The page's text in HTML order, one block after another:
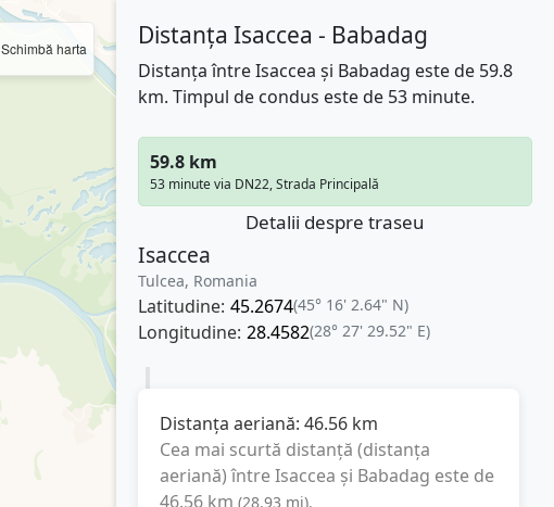
Schimbă harta Distanța Isaccea - Babadag
Distanța între Isaccea și Babadag este de 59.8
km. Timpul de condus este de 53 minute.
59.8 km
53 minute via DN22, Strada Principală
Detalii despre traseu
Isaccea
Tulcea, Romania
Latitudine: 45.2674(45° 16' 2.64" N)
Longitudine: 28.4582(28° 27' 29.52" E)
Distanța aeriană: 46.56 km
Cea mai scurtă distanță (distanța
aeriană) întreIsaccea și Babadag este de
46.56 km (28.93 mi).